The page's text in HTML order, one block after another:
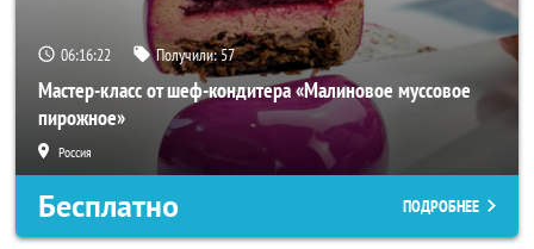
06:16:21 Получили:57
Мастер-класс от шеф-кондитера «Малиновое муссовое
пирожное»
Россия
Бесплатно ПОДРОБНЕЕ